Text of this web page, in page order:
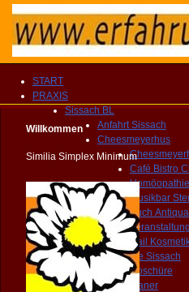
START
PRAXIS
Sissach BL
Anfahrt Sissach
Cheesmeyerhus
Café Bistro
Musikbar
Buch
Nail
Gemeinde Sissach
Praxis Broschüre
Routenplaner
Willkommen
Similia Simplex Minimum